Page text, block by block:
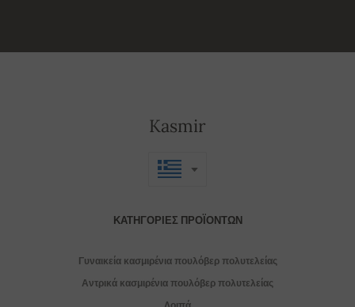
Kasmir
ΚΑΤΗΓΟΡΊΕΣ ΠΡΟΪΌΝΤΩΝ
Γυναικεία κασμιρένια πουλόβερ πολυτελείας
Αντρικά κασμιρένια πουλόβερ πολυτελείας